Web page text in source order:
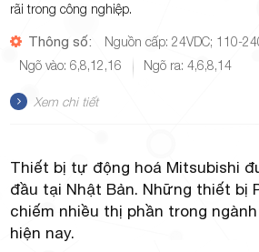
rãi trong công nghiệp.
Thông số:
Nguồn cấp: 24VDC; 110-
Ngõ vào: 6,8,12,16
Ngõ ra: 4,6,8,14
Xem chi tiết
Thiết bị tự động hoá Mitsubishi
đầu tại Nhật Bản. Những thiết bị
chiếm nhiều thị phần trong
hiện nay.